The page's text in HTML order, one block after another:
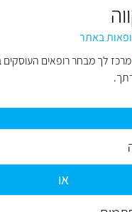
מרכז לך מבחר רופאים
או